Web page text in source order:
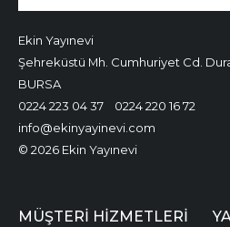
Ekin Yayınevi
Şehreküstü Mh. Cumhuriyet Cd.
BURSA
0224 223 04 37
0224 220 16 72
info@ekinyayinevi.com
© 2026 Ekin Yayınevi
MÜŞTERI HIZMETLERI